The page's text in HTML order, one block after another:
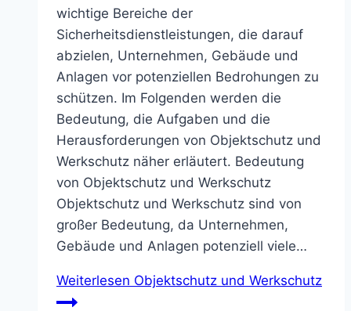
wichtige Bereiche der
Sicherheitsdienstleistungen, die darauf
abzielen, Unternehmen, Gebäude und
Anlagen vor potenziellen Bedrohungen zu
schützen. Im Folgenden werden die
Bedeutung, die Aufgaben und die
Herausforderungen von Objektschutz und
Werkschutz näher erläutert. Bedeutung
von Objektschutz und Werkschutz
Objektschutz und Werkschutz sind von
großer Bedeutung, da Unternehmen,
Gebäude und Anlagen potenziell viele…
Weiterlesen Objektschutz und Werkschutz